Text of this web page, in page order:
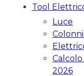
Tool
Luce
2026